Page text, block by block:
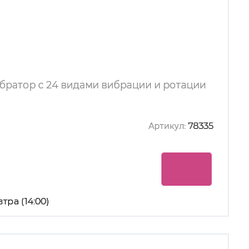
с 24 видами вибрации и ротации
Артикул: 78335
(14:00)